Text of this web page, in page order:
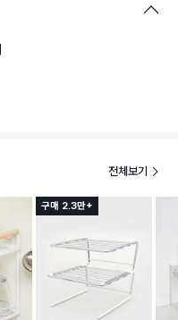
전체보기
구매 2.3만+